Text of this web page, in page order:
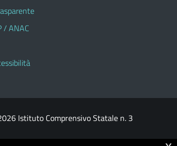
/ ANAC
Istituto Comprensivo Statale n. 3